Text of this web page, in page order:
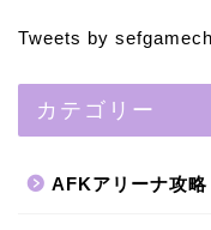
Tweets by
カテゴリー
AFKアリーナ攻略